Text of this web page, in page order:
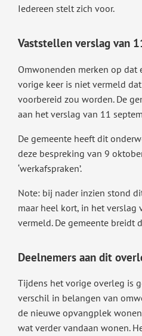
Iedereen stelt zich voor.
Vaststellen verslag van
Omwonenden merken op dat
vorige keer is niet vermeld
voorbereid zou worden. De
aan het verslag van 11
De gemeente heeft dit
deze bespreking van 9
‘werkafspraken’.
Note: bij nader inzien stond
maar heel kort, in het verslag
vermeld. De gemeente breidt
Deelnemers aan dit
Tijdens het vorige overleg is
verschil in belangen van
de nieuwe opvangplek
wat verder vandaan wonen.